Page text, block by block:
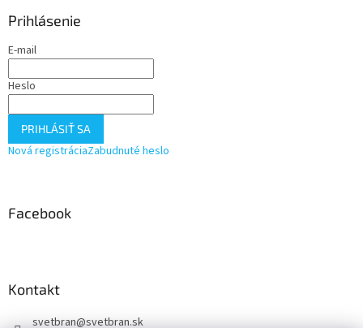
Prihlásenie
E-mail
Heslo
PRIHLÁSIŤ SA
Nová registráciaZabudnuté heslo
Facebook
Kontakt
svetbran@svetbran.sk